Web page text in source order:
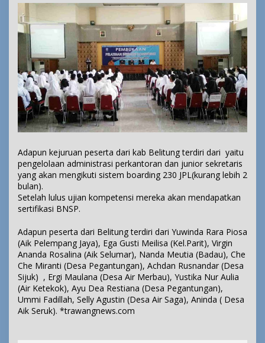
Adapun kejuruan peserta dari kab Belitung terdiri dari yaitu
pengelolaan administrasi perkantoran dan junior sekretaris
yang akan mengikuti sistem boarding 230 JPL(kurang lebih 2
bulan).
Setelah lulus ujian kompetensi mereka akan mendapatkan
sertifikasi BNSP.
Adapun peserta dari Belitung terdiri dari Yuwinda Rara Piosa
(Aik Pelempang Jaya), Ega Gusti Meilisa (Kel.Parit), Virgin
Ananda Rosalina (Aik Selumar), Nanda Meutia (Badau), Che
Che Miranti (Desa Pegantungan), Achdan Rusnandar (Desa
Sijuk) , Ergi Maulana (Desa Air Merbau), Yustika Nur Aulia
(Air Ketekok), Ayu Dea Restiana (Desa Pegantungan),
Ummi Fadillah, Selly Agustin (Desa Air Saga), Aninda ( Desa
Aik Seruk). *trawangnews.com